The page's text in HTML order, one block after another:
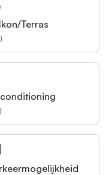
Terras
)
)